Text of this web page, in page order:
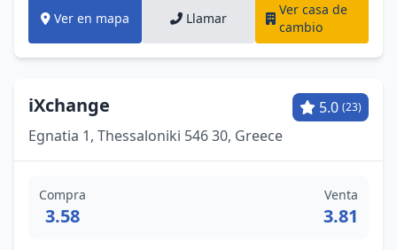
Ver en mapa Llamar
Ver casa de
cambio
iXchange 5.0 (23)
Egnatia 1, Thessaloniki 546 30, Greece
Compra
3.58
Venta
3.81